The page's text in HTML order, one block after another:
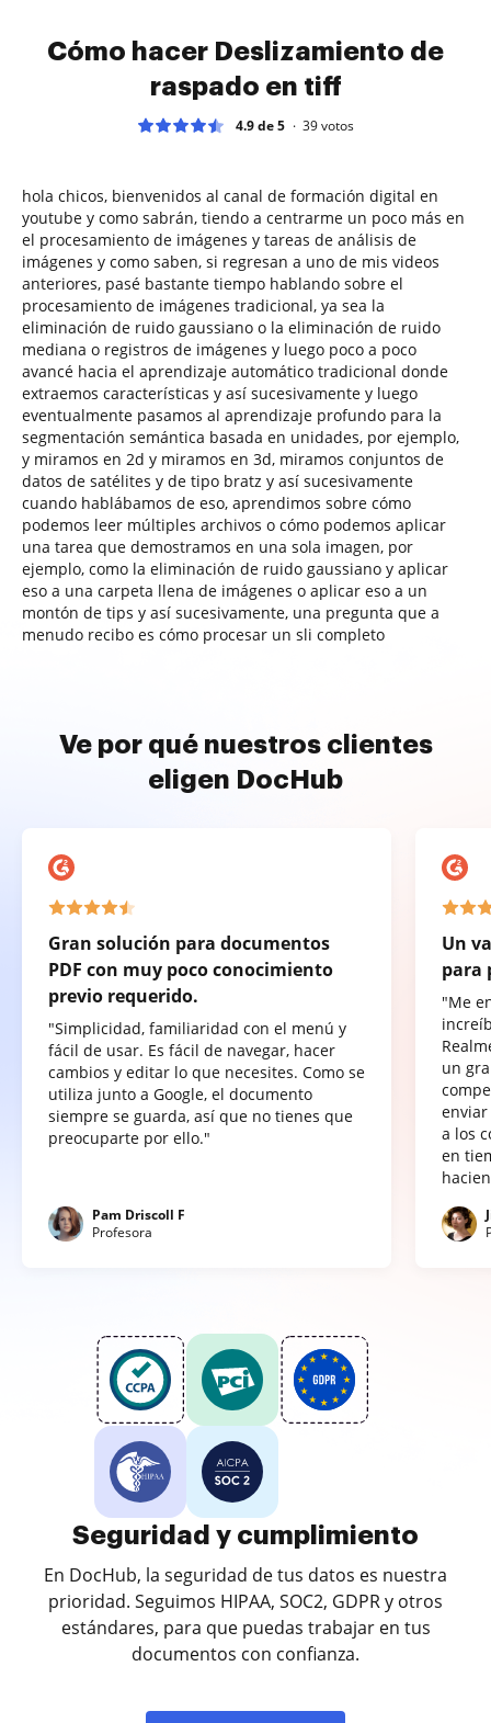
Cómo hacer Deslizamiento de
raspado en tiff
4.9 de 5 39votos
hola chicos, bienvenidos al canal de formación digital en
youtube y como sabrán, tiendo a centrarme un poco más en
el procesamiento de imágenes y tareas de análisis de
imágenes y como saben, si regresan a uno de mis videos
anteriores, pasé bastante tiempo hablando sobre el
procesamiento de imágenes tradicional, ya sea la
eliminación de ruido gaussiano o la eliminación de ruido
mediana o registros de imágenes y luego poco a poco
avancé hacia el aprendizaje automático tradicional donde
extraemos características y así sucesivamente y luego
eventualmente pasamos al aprendizaje profundo para la
segmentación semántica basada en unidades, por ejemplo,
y miramos en 2d y miramos en 3d, miramos conjuntos de
datos de satélites y de tipo bratz y así sucesivamente
cuando hablábamos de eso, aprendimos sobre cómo
podemos leer múltiples archivos o cómo podemos aplicar
una tarea que demostramos en una sola imagen, por
ejemplo, como la eliminación de ruido gaussiano y aplicar
eso a una carpeta llena de imágenes o aplicar eso a un
montón de tips y así sucesivamente, una pregunta que a
menudo recibo es cómo procesar un sli completo
Ve por qué nuestros clientes
eligen DocHub
Gran solución para documentos
PDF con muy poco conocimiento
previo requerido.
"Simplicidad, familiaridad con el menú y
fácil de usar. Es fácil de navegar, hacer
cambios y editar lo que necesites. Como se
utiliza junto a Google, el documento
siempre se guarda, así que no tienes que
preocuparte por ello."
Pam Driscoll F
Profesora
Un
para
"Me
un
a los
en
Seguridad y cumplimiento
En DocHub, la seguridad de tus datos es nuestra
prioridad. Seguimos HIPAA, SOC2, GDPR y otros
estándares, para que puedas trabajar en tus
documentos con confianza.